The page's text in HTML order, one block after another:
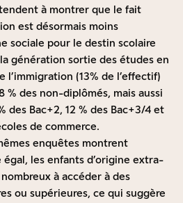
à montrer que le fait
est désormais moins
sociale pour le destin scolaire
génération sortie des études en
l’immigration (13% de l’effectif)
% des non-diplômés, mais aussi
des Bac+2, 12 % des Bac+3/4 et
de commerce.
enquêtes montrent
égal, les enfants d’origine extra-
à accéder à des
ou supérieures, ce qui suggère